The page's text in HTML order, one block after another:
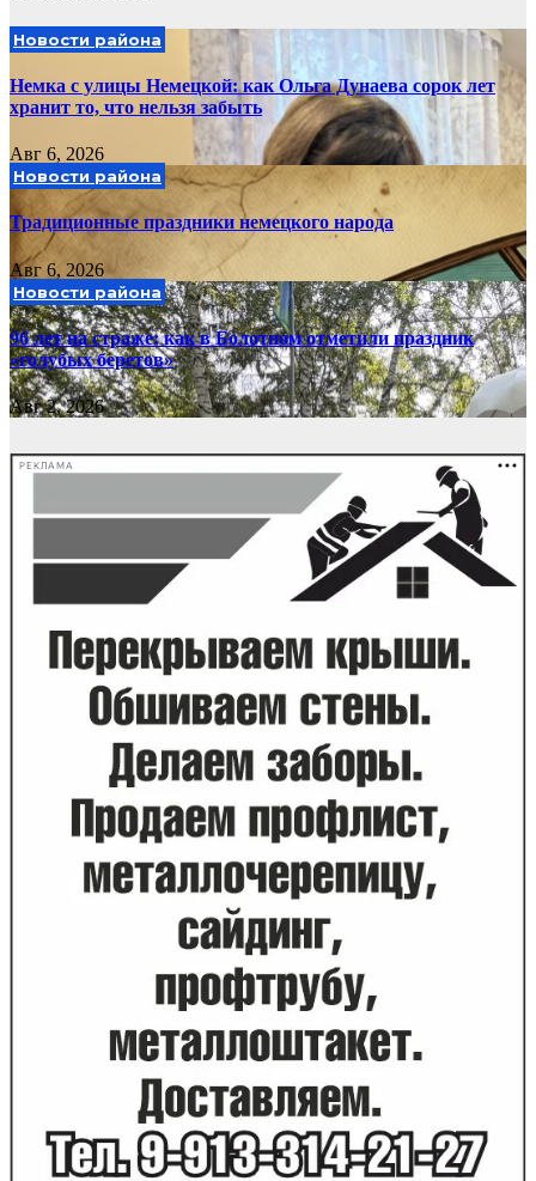
Новости района
Немка с улицы Немецкой: как Ольга Дунаева сорок лет
хранит то, что нельзя забыть
Авг 6, 2026
Новости района
Традиционные праздники немецкого народа
Авг 6, 2026
Новости района
96 лет на страже: как в Болотном отметили праздник
«голубых беретов»
Авг 2, 2026
РЕКЛАМА